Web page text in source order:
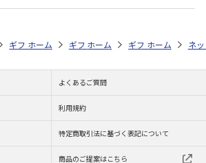
お中元・夏ギフト特集 2026 ハム・お肉 ＜
ギフトストア お中元・夏ギフト特集 2026
ホーム ギフトストア お中元・夏ギフト
ホーム ギフトストア お
ホーム ネ
よくあるご質問
利用規約
特定商取引法に基づく表記について
商品のご提案はこちら